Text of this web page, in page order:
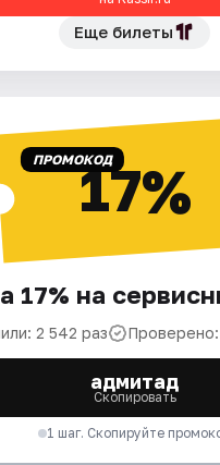
Еще билеты
ПРОМОКОД17%
17% на
2 542 раз
адмитад
Скопировать
1 шаг. Скопируйте